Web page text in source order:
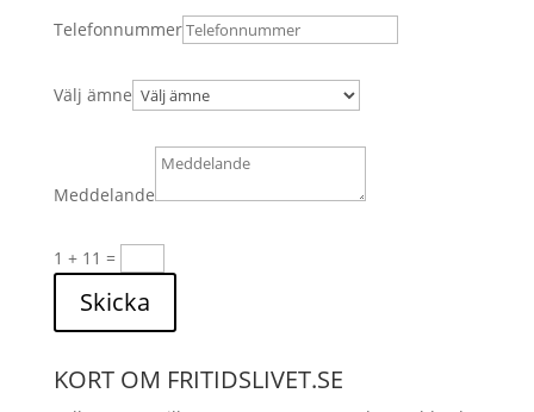
Telefonnummer
Välj ämne
Meddelande
1 + 11 =
Skicka
KORT OM FRITIDSLIVET.SE